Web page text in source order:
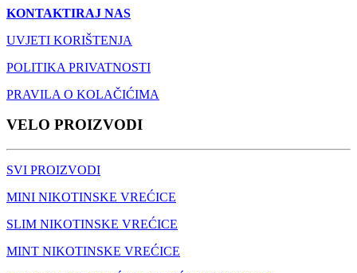
KONTAKTIRAJ NAS
UVJETI KORIŠTENJA
POLITIKA PRIVATNOSTI
PRAVILA O KOLAČIĆIMA
VELO PROIZVODI
SVI PROIZVODI
MINI NIKOTINSKE VREĆICE
SLIM NIKOTINSKE VREĆICE
MINT NIKOTINSKE VREĆICE